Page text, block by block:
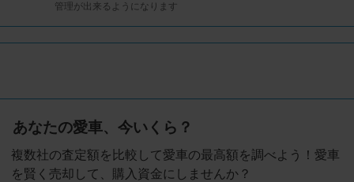
管理が出来るようになります
あなたの愛車、今いくら？
複数社の査定額を比較して愛車の最高額を調べよう！愛車
を賢く売却して、購入資金にしませんか？